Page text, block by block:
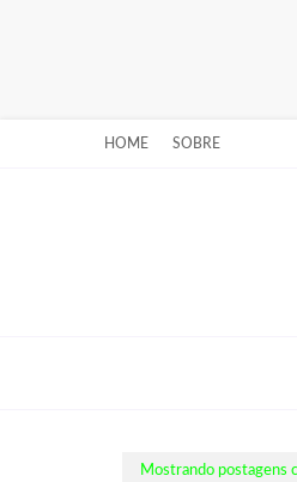
HOME SOBRE
Mostrando postagens